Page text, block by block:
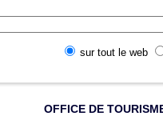
sur tout le web
OFFICE DE